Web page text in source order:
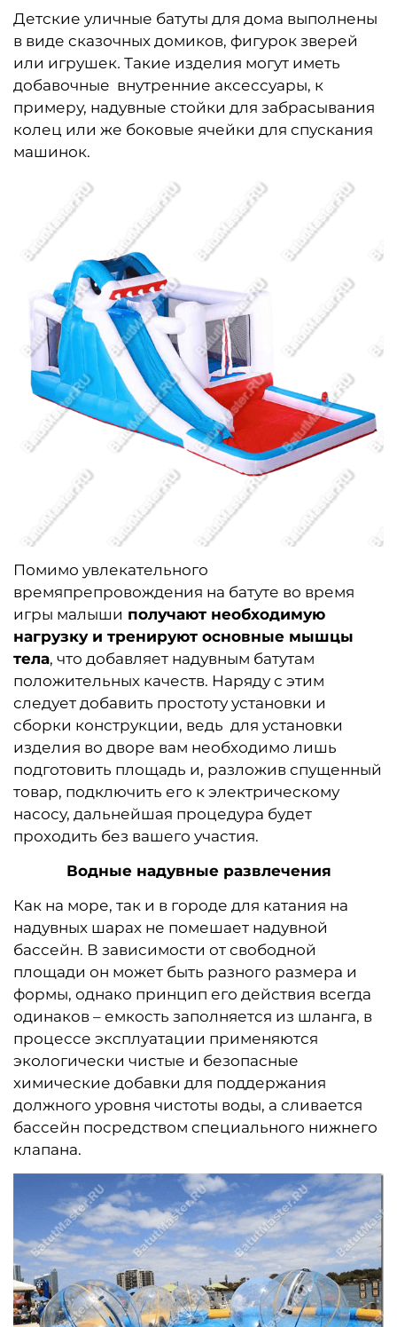
Детские уличные батуты для дома выполнены
в виде сказочных домиков, фигурок зверей
или игрушек. Такие изделия могут иметь
добавочные внутренние аксессуары, к
примеру, надувные стойки для забрасывания
колец или же боковые ячейки для спускания
машинок.
Помимо увлекательного
времяпрепровождения на батуте во время
игры малыши получают необходимую
нагрузку и тренируют основные мышцы
тела, что добавляет надувным батутам
положительных качеств. Наряду с этим
следует добавить простоту установки и
сборки конструкции, ведь для установки
изделия во дворе вам необходимо лишь
подготовить площадь и, разложив спущенный
товар, подключить его к электрическому
насосу, дальнейшая процедура будет
проходить без вашего участия.
Водные надувные развлечения
Как на море, так и в городе для катания на
надувных шарах не помешает надувной
бассейн. В зависимости от свободной
площади он может быть разного размера и
формы, однако принцип его действия всегда
одинаков – емкость заполняется из шланга, в
процессе эксплуатации применяются
экологически чистые и безопасные
химические добавки для поддержания
должного уровня чистоты воды, а сливается
бассейн посредством специального нижнего
клапана.